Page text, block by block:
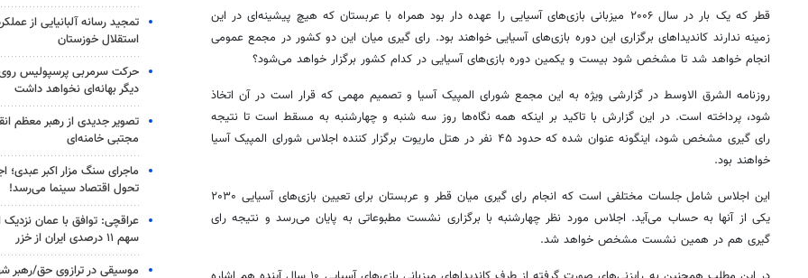
قطر کهیک باردر سال ۲۰۰۶ میزبانی بازی‌های آسیایی را عهده داربود همراه با عربستان که هیچ پیشینه‌ای در این
زمینه ندارند کاندیداهای برگزاری این دوره بازی‌های آسیایی خواهند بود. رایگیری میان این دو کشور در مجمععمومی
انجام خواهد شد تا مشخص شود بیست و یکمین دوره بازی‌های آسیایی در کدام کشور برگزار خواهد می‌شود؟
روزنامه الشرق الاوسطدر گزارشی ویژه به این مجمعشورای المپیک آسیا و تصمیم مهمی که قرار است در آن اتخاذ
شود، پرداخته است. در این گزارش با تاکید بر اینکه همه نگاه‌ها روز سه شنبه و چهارشنبه به مسقط است تا نتیجه
رای گیری مشخص شود، اینگونه عنوان شده که حدود ۴۵ نفر در هتل ماریوت برگزار کننده اجلاس شورای المپیک آسیا
خواهند بود.
این اجلاس شامل جلسات مختلفی است که انجام رای گیری
میان قطر و عربستان برای تعیین بازی‌های آسیایی ۲۰۳۰
یکی از آنها به حساب می‌آید. اجلاس مورد نظر چهارشنبه با برگزاری نشست مطبوعاتی به پایان می‌رسد و نتیجه رای
گیری هم در همین نشست مشخص خواهد شد.
تمجید رسانه آلبانیایی از
استقلال خوزستان
حرکت سرمربی پرسپولیس روی
دیگر بهانه‌ای نخواهد داشت
تصویر جدیدی از رهبر معظم
مجتبی خامنه‌ای
ماجرای سنگ مزار اکبر عبدی؛
تحول اقتصاد سینما می‌رسد!
عراقچی: توافق با عمان
سهم ۱۱ درصدی ایران از خزر
موسیقی در ترازوی حق/رهبر